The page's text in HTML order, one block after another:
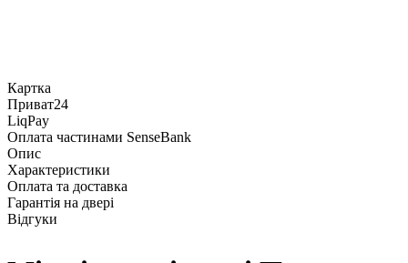
Картка
Приват24
LiqPay
Оплата частинами SenseBank
Опис
Характеристики
Оплата та доставка
Гарантія на двері
Відгуки